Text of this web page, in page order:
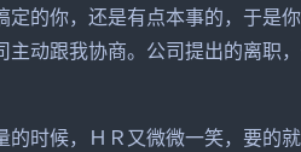
的你，还是有点本事的，于是
动跟我协商。公司提出的离职
的时候，ＨＲ又微微一笑，要的